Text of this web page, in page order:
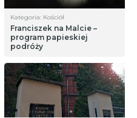
Kategoria: Kościół
Franciszek na Malcie –
program papieskiej
podróży